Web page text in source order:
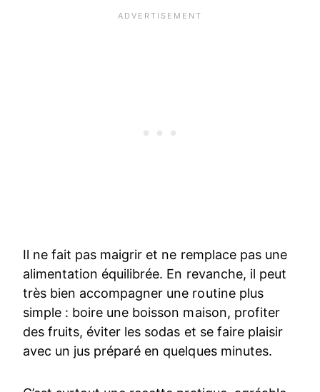
Il ne fait pas maigrir et ne remplace pas une
alimentation équilibrée. En revanche, il peut
très bien accompagner une routine plus
simple : boire une boisson maison, profiter
des fruits, éviter les sodas et se faire plaisir
avec un jus préparé en quelques minutes.